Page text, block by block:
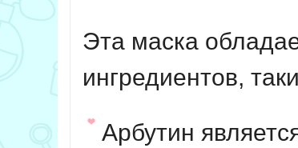
Эта маска
ингредиентов,
Арбутин